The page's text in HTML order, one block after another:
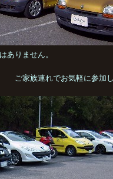
ありません。
ご家族連れでお気軽に参加